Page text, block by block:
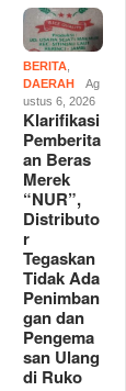
BERITA
DAERAH
Ag
ustus 6, 2026
Klarifikasi
Pemberita
an Beras
Merek
“NUR”,
Distributo
r
Tegaskan
Tidak Ada
Penimban
gan dan
Pengema
san Ulang
di Ruko